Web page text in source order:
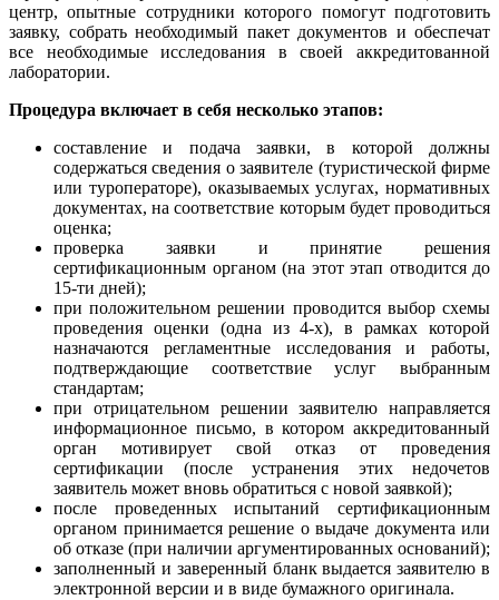
центр, опытные сотрудники которого помогут подготовить
заявку, собрать необходимый пакет документов и обеспечат
все необходимые исследования в своей аккредитованной
лаборатории.
Процедура включает в себя несколько этапов:
составление и подача заявки, в которой должны
содержаться сведения о заявителе (туристической фирме
или туроператоре), оказываемых услугах, нормативных
документах, на соответствие которым будет проводиться
оценка;
проверка заявки и принятие решения
сертификационным органом (на этот этап отводится до
15-ти дней);
при положительном решении проводится выбор схемы
проведения оценки (одна из 4-х), в рамках которой
назначаются регламентные исследования и работы,
подтверждающие соответствие услуг выбранным
стандартам;
при отрицательном решении заявителю направляется
информационное письмо, в котором аккредитованный
орган мотивирует свой отказ от проведения
сертификации (после устранения этих недочетов
заявитель может вновь обратиться с новой заявкой);
после проведенных испытаний сертификационным
органом принимается решение о выдаче документа или
об отказе (при наличии аргументированных оснований);
заполненный и заверенный бланк выдается заявителю в
электронной версии и в виде бумажного оригинала.